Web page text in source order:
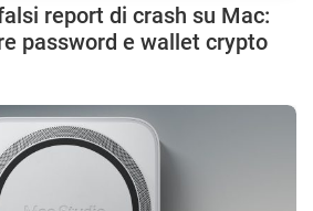
report di crash su Mac:
password e wallet crypto